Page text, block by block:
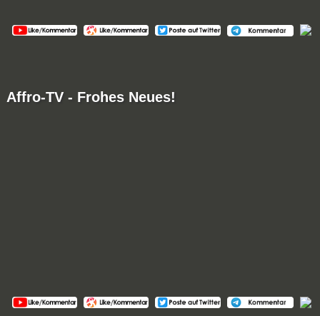
Affro-TV - Frohes Neues!